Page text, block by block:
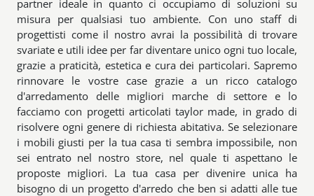
partner ideale in quanto ci occupiamo di soluzioni su
misura per qualsiasi tuo ambiente. Con uno staff di
progettisti come il nostro avrai la possibilità di trovare
svariate e utili idee per far diventare unico ogni tuo locale,
grazie a praticità, estetica e cura dei particolari. Sapremo
rinnovare le vostre case grazie a un ricco catalogo
d'arredamento delle migliori marche di settore e lo
facciamo con progetti articolati taylor made, in grado di
risolvere ogni genere di richiesta abitativa. Se selezionare
i mobili giusti per la tua casa ti sembra impossibile, non
sei entrato nel nostro store, nel quale ti aspettano le
proposte migliori. La tua casa per divenire unica ha
bisogno di un progetto d'arredo che ben si adatti alle tue